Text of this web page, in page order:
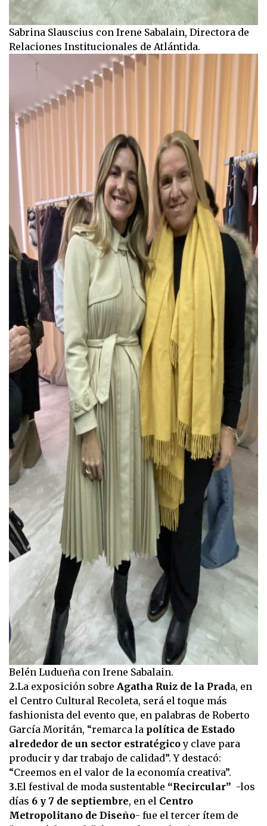
Sabrina Slauscius con Irene Sabalain, Directora de
Relaciones Institucionales de Atlántida.
Belén Ludueña con Irene Sabalain.
2.La exposición sobre Agatha Ruiz de la Prada, en
el Centro Cultural Recoleta, será el toque más
fashionista del evento que, en palabras de Roberto
García Moritán, “remarca la política de Estado
alrededor de un sector estratégicoy clave para
producir y dar trabajo de calidad”. Y destacó:
“Creemos en el valor de la economía creativa”.
3.El festival de moda sustentable “Recircular” -los
días 6 y 7 de septiembre, en el Centro
Metropolitano de Diseño- fue el tercer ítem de